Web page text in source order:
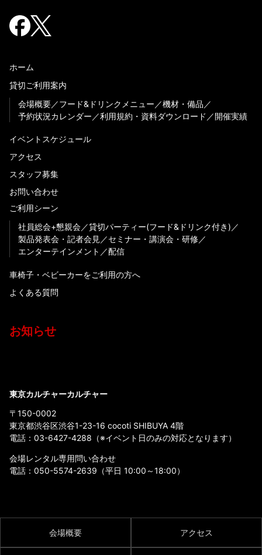
ホーム
貸切ご利用案内
会場概要
フード&ドリンクメニュー
機材・備品
予約状況カレンダー
利用規約・資料ダウンロード 開催実績
イベントスケジュール
アクセス
スタッフ募集
お問い合わせ
ご利用シーン
社員総会+懇親会
貸切パーティー(フード&ドリンク付き)
製品発表会・記者会見
セミナー・講演会・研修
エンターテインメント
配信
車椅子・ベビーカーをご利用の方へ
よくある質問
お知らせ
東京カルチャーカルチャー
〒150-0002
東京都渋谷区渋谷1-23-16 cocoti SHIBUYA 4階
電話： 03-6427-4288 （※イベント日のみの対応となります）
会場レンタル専用問い合わせ
電話： 050-5574-2639 （平日 10:00～18:00）
会場概要 アクセス